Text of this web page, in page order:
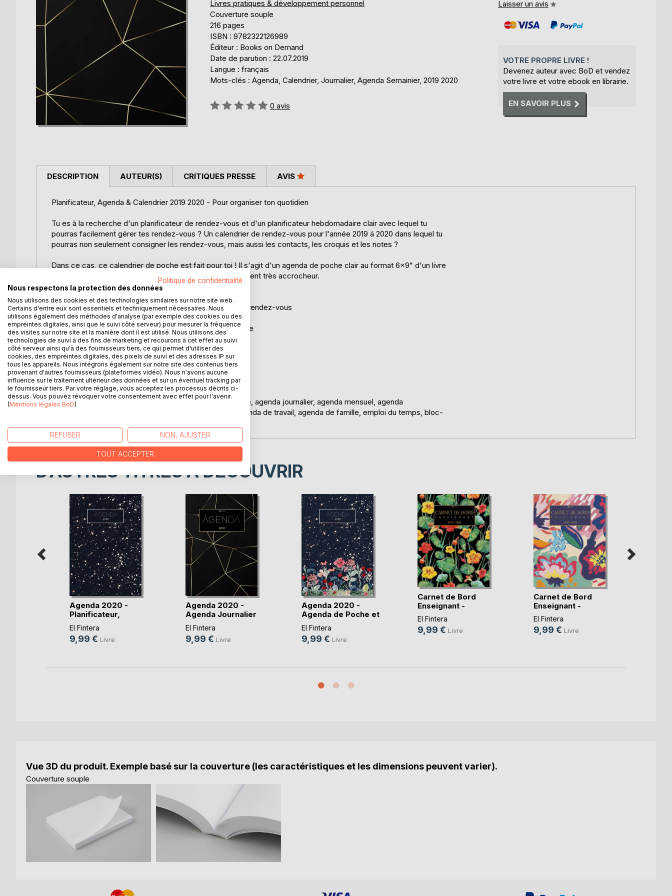
Livres pratiques & développement personnel
Couverture souple
216 pages
ISBN : 9782322126989
Éditeur : Books on Demand
Date de parution : 22.07.2019
Langue : français
Mots-clés : Agenda, Calendrier, Journalier, Agenda Semainier, 2019 2020
Évaluation:
0 avis
Laisser un avis
VOTRE PROPRE LIVRE !
Devenez auteur avec BoD et vendez
votre livre et votre ebook en librairie.
EN SAVOIR PLUS
DESCRIPTION
Planificateur, Agenda & Calendrier 2019 2020 - Pour organiser ton quotidien
Tu es à la recherche d'un planificateur de rendez-vous et d'un planificateur hebdomadaire clair avec lequel tu
pourras facilement gérer tes rendez-vous ? Un calendrier de rendez-vous pour l'année 2019 á 2020 dans lequel tu
pourras non seulement consigner les rendez-vous, mais aussi les contacts, les croquis et les notes ?
Dans ce cas, ce calendrier de poche est fait pour toi ! Il s'agit d'un agenda de poche clair au format 6x9" d'un livre
de poche qui n'est pas uniquement pratique, mais également très accrocheur.
Voici quelques détails :
- Plus de 120 pages pour la planification et la gestion des rendez-vous
- Répertoire des contacts
- Vacances en france 2019 & 2020 Liste de Mots de passe
- Liste d'anniversaire
- Annexe pour les croquis et les notes
- Aperçu hebdomadaire sur 2 pages
- Format de poche compact et robuste
- Août 2019 à Décembre 2020
Le planificateur peut être utilisé comme suit : agenda-livre, agenda journalier, agenda mensuel, agenda
hebdomadaire, agenda de poche, agenda de bureau, agenda de travail, agenda de famille, emploi du temps, bloc-
AUTEUR(S) CRITIQUES PRESSE AVIS
D’AUTRES TITRES À DÉCOUVRIR
Agenda 2020 -
Planificateur,
Organ(...)
El Fintera
9,99 € Livre
Agenda 2020 -
Agenda Journalier
et(...)
El Fintera
9,99 € Livre
Agenda 2020 -
Agenda de Poche et
P(...)
El Fintera
9,99 € Livre
Carnet de Bord
Enseignant -
Carnet(...)
El Fintera
9,99 € Livre
Carnet de Bord
Enseignant -
Planif(...)
El Fintera
9,99 € Livre
Vue 3D du produit. Exemple basé sur la couverture (les caractéristiques et les dimensions peuvent varier).
Couverture souple
Politique de confidentialité
Nous respectons la protection des données
Nous utilisons des cookies et des technologies similaires sur notre site web.
Certains d'entre eux sont essentiels et techniquement nécessaires. Nous
utilisons également des méthodes d'analyse (par exemple des cookies ou des
empreintes digitales, ainsi que le suivi côté serveur) pour mesurer la fréquence
des visites sur notre site et la manière dont il est utilisé. Nous utilisons des
technologies de suivi à des fins de marketing et recourons à cet effet au suivi
côté serveur ainsi qu'à des fournisseurs tiers, ce qui permet d'utiliser des
cookies, des empreintes digitales, des pixels de suivi et des adresses IP sur
tous les appareils. Nous intégrons également sur notre site des contenus tiers
provenant d'autres fournisseurs (plateformes vidéo). Nous n'avons aucune
influence sur le traitement ultérieur des données et sur un éventuel tracking par
le fournisseur tiers. Par votre réglage, vous acceptez les processus décrits ci-
dessus. Vous pouvez révoquer votre consentement avec effet pour l'avenir.
(Mentions légales BoD)
REFUSER NON, AJUSTER
TOUT ACCEPTER